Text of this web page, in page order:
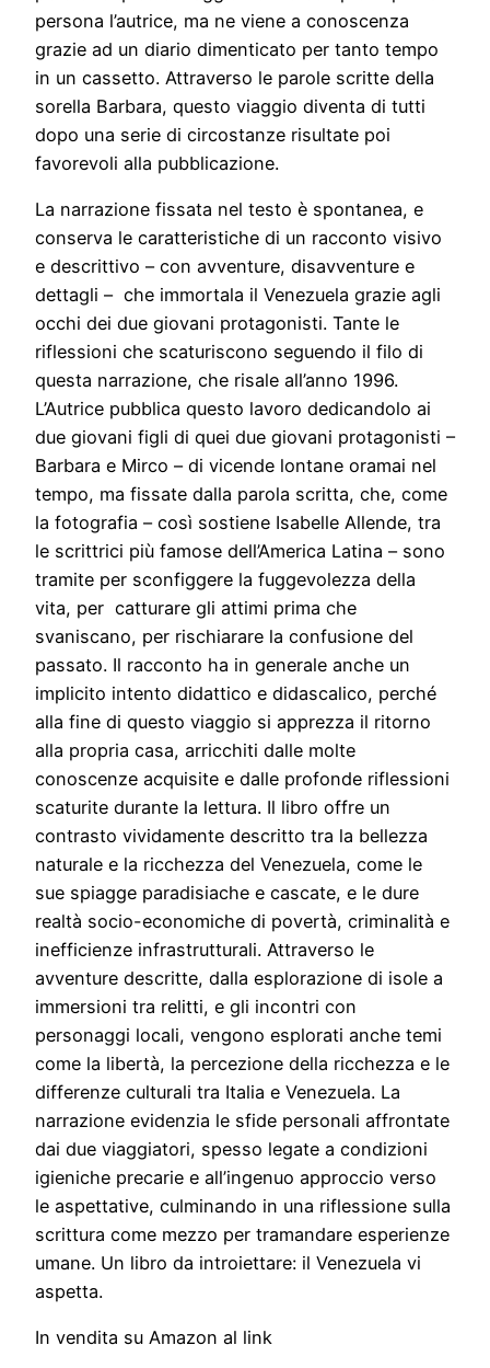
persona l’autrice, ma ne viene a conoscenza
grazie ad un diario dimenticato per tanto tempo
in un cassetto. Attraverso le parole scritte della
sorella Barbara, questo viaggio diventa di tutti
dopo una serie di circostanze risultate poi
favorevoli alla pubblicazione.
La narrazione fissata nel testo è spontanea, e
conserva le caratteristiche di un racconto visivo
e descrittivo – con avventure, disavventure e
dettagli – che immortala il Venezuela grazie agli
occhi dei due giovani protagonisti. Tante le
riflessioni che scaturiscono seguendo il filo di
questa narrazione, che risale all’anno 1996.
L’Autrice pubblica questo lavoro dedicandolo ai
due giovani figli di quei due giovani protagonisti –
Barbara e Mirco – di vicende lontane oramai nel
tempo, ma fissate dalla parola scritta, che, come
la fotografia – così sostiene Isabelle Allende, tra
le scrittrici più famose dell’America Latina – sono
tramite per sconfiggere la fuggevolezza della
vita, per catturare gli attimi prima che
svaniscano, per rischiarare la confusione del
passato. Il racconto ha in generale anche un
implicito intento didattico e didascalico, perché
alla fine di questo viaggio si apprezza il ritorno
alla propria casa, arricchiti dalle molte
conoscenze acquisite e dalle profonde riflessioni
scaturite durante la lettura. Il libro offre un
contrasto vividamente descritto tra la bellezza
naturale e la ricchezza del Venezuela, come le
sue spiagge paradisiache e cascate, e le dure
realtà socio-economiche di povertà, criminalità e
inefficienze infrastrutturali. Attraverso le
avventure descritte, dalla esplorazione di isole a
immersioni tra relitti, e gli incontri con
personaggi locali, vengono esplorati anche temi
come la libertà, la percezione della ricchezza e le
differenze culturali tra Italia e Venezuela. La
narrazione evidenzia le sfide personali affrontate
dai due viaggiatori, spesso legate a condizioni
igieniche precarie e all’ingenuo approccio verso
le aspettative, culminando in una riflessione sulla
scrittura come mezzo per tramandare esperienze
umane. Un libro da introiettare: il Venezuela vi
aspetta.
In vendita su Amazon al link